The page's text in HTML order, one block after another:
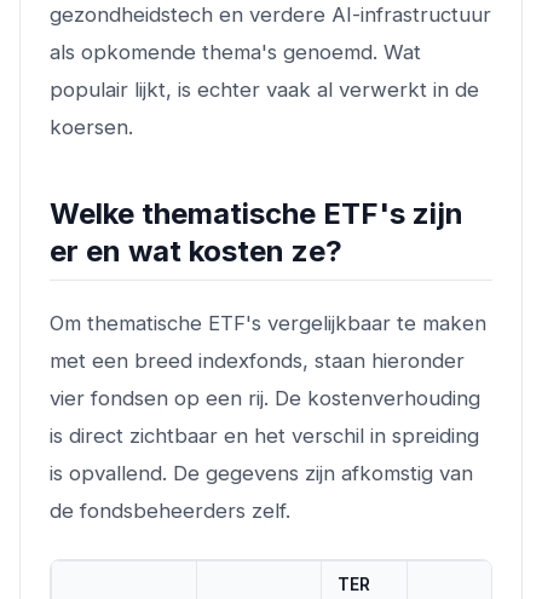
gezondheidstech en verdere AI-infrastructuur
als opkomende thema's genoemd. Wat
populair lijkt, is echter vaak al verwerkt in de
koersen.
Welke thematische ETF's zijn
er en wat kosten ze?
Om thematische ETF's vergelijkbaar te maken
met een breed indexfonds, staan hieronder
vier fondsen op een rij. De kostenverhouding
is direct zichtbaar en het verschil in spreiding
is opvallend. De gegevens zijn afkomstig van
de fondsbeheerders zelf.
TER